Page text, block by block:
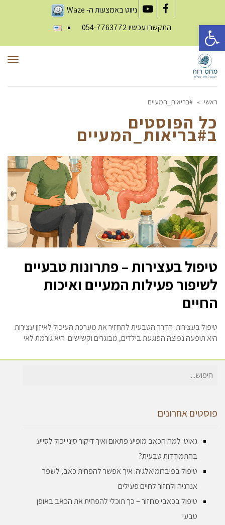
Facebook
YouTube
ניווט באמצעות ה-Waze
התקשרו עכשיו054-7763772
ראשי » #בריאות_המעיים
כל הפוסטים
ב#בריאות_המעיים
טיפול בעצירות – פתרונות טבעיים
לשיפור פעילות המעיים ואיכות
החיים
טיפול בעצירות: הדרך הטבעית להחזיר את מערכת העיכול לאיזון עצירות
היא תופעה נפוצה הפוגעת בילדים, מבוגרים וקשישים. היא גורמת לאי
חיפוש
פוסטים אחרונים
גאוט: למה הכאב מופיע פתאום ואיך דיקור סיני יכול לסייע
בהתמודדות טבעית?
טיפול בפיברומיאלגיה: איך אפשר להפחית כאב, לשפר
אנרגיה ולחזור לחיים פעילים
טיפול בכאבי מחזור – כך תוכלי להפחית את הכאב באופן
טבעי
פתח סרגל נגישות